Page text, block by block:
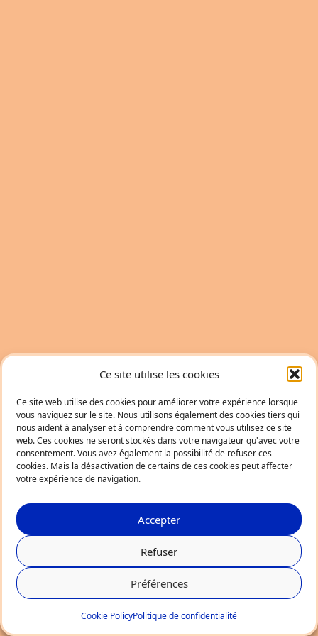
Ce site utilise les cookies
Ce site web utilise des cookies pour améliorer votre expérience lorsque
vous naviguez sur le site. Nous utilisons également des cookies tiers qui
nous aident à analyser et à comprendre comment vous utilisez ce site
web. Ces cookies ne seront stockés dans votre navigateur qu'avec votre
consentement. Vous avez également la possibilité de refuser ces
cookies. Mais la désactivation de certains de ces cookies peut affecter
votre expérience de navigation.
Accepter
Refuser
Préférences
Cookie PolicyPolitique de confidentialité